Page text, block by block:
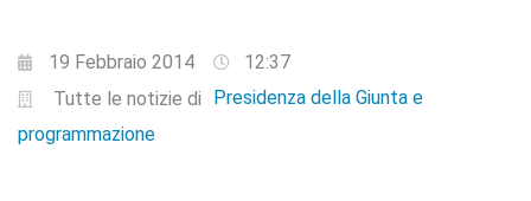
19 Febbraio 2014
12:37
Tutte le notizie di
Presidenza della Giunta e
programmazione